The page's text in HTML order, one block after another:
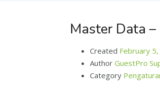
Master Data
Created February 5,
Author GuestPro
Category